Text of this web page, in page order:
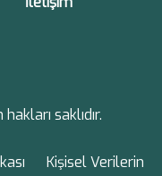
saklıdır.
Kişisel Verilerin